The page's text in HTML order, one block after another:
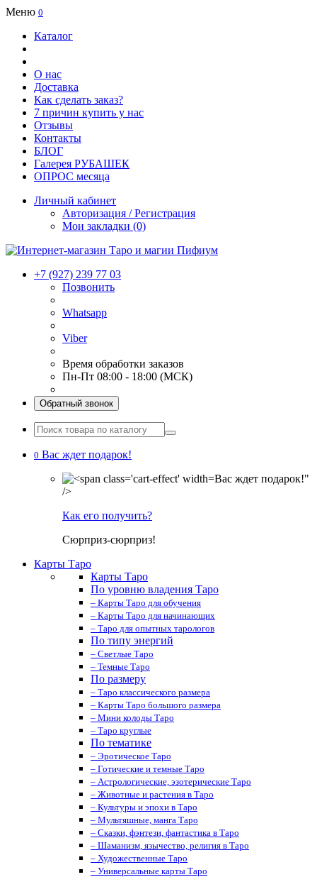
Меню 0
Каталог
О нас
Доставка
Как сделать заказ?
7 причин купить у нас
Отзывы
Контакты
БЛОГ
Галерея РУБАШЕК
ОПРОС месяца
Личный кабинет
Авторизация / Регистрация
Мои закладки (0)
+7 (927) 239 77 03
Позвонить
Whatsapp
Viber
Время обработки заказов
Пн-Пт 08:00 - 18:00 (МСК)
Обратный звонок
0 Вас ждет подарок!
Вас ждет подарок!"
/>
Как его получить?
Сюрприз-сюрприз!
Карты Таро
Карты Таро
По уровню владения Таро
– Карты Таро для обучения
– Карты Таро для начинающих
– Таро для опытных тарологов
По типу энергий
– Светлые Таро
– Темные Таро
По размеру
– Таро классического размера
– Карты Таро большого размера
– Мини колоды Таро
– Таро круглые
По тематике
– Эротическое Таро
– Готические и темные Таро
– Астрологические, эзотерические Таро
– Животные и растения в Таро
– Культуры и эпохи в Таро
– Мультяшные, манга Таро
– Сказки, фэнтези, фантастика в Таро
– Шаманизм, язычество, религия в Таро
– Художественные Таро
– Универсальные карты Таро